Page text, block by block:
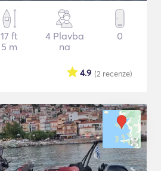
17 ft
5 m
4 Plavba
na
0
(2 recenze)
4.9